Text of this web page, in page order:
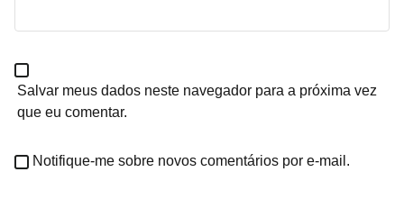
Salvar meus dados neste navegador para a próxima vez
que eu comentar.
Notifique-me sobre novos comentários por e-mail.